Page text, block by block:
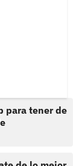
para tener de